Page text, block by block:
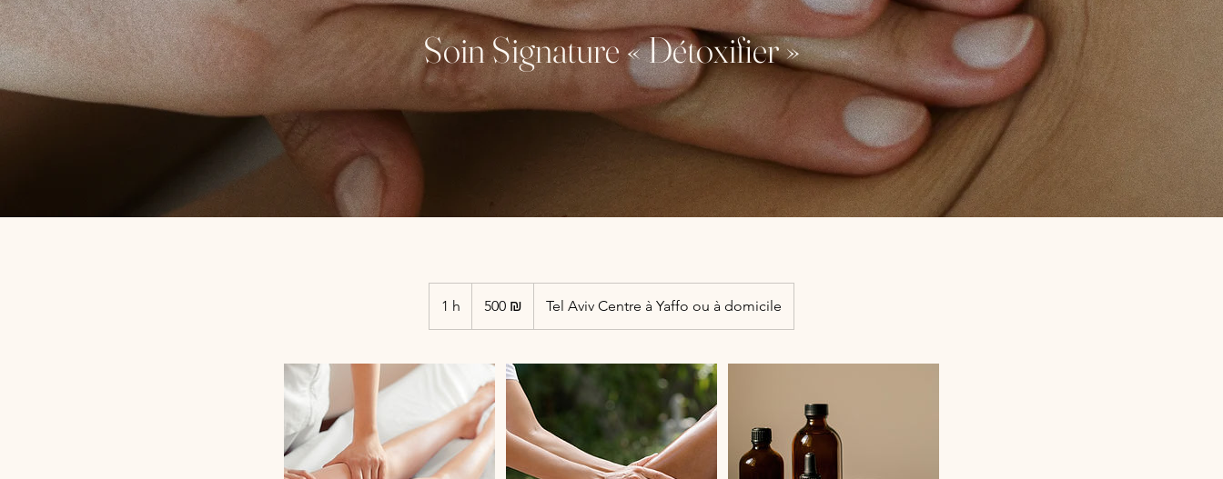
Soin Signature « Détoxifier »
1 h
shekels
500 ₪ Tel Aviv Centre à Yaffo ou à domicile